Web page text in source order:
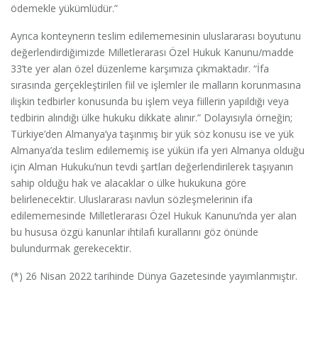
ödemekle yükümlüdür.”
Ayrıca konteynerın teslim edilememesinin uluslararası boyutunu
değerlendirdiğimizde Milletlerarası Özel Hukuk Kanunu/madde
33’te yer alan özel düzenleme karşımıza çıkmaktadır. “İfa
sırasında gerçekleştirilen fiil ve işlemler ile malların korunmasına
ilişkin tedbirler konusunda bu işlem veya fiillerin yapıldığı veya
tedbirin alındığı ülke hukuku dikkate alınır.” Dolayısıyla örneğin;
Türkiye’den Almanya’ya taşınmış bir yük söz konusu ise ve yük
Almanya’da teslim edilememiş ise yükün ifa yeri Almanya olduğu
için Alman Hukuku’nun tevdi şartları değerlendirilerek taşıyanın
sahip olduğu hak ve alacaklar o ülke hukukuna göre
belirlenecektir. Uluslararası navlun sözleşmelerinin ifa
edilememesinde Milletlerarası Özel Hukuk Kanunu’nda yer alan
bu hususa özgü kanunlar ihtilafı kurallarını göz önünde
bulundurmak gerekecektir.
(*) 26 Nisan 2022 tarihinde Dünya Gazetesinde yayımlanmıştır.